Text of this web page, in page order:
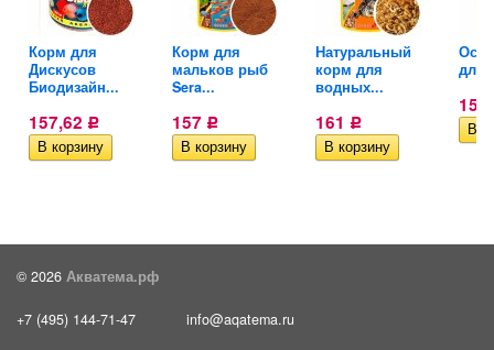
Корм для
Дискусов
Биодизайн...
157,62 Р
Корм для
мальков рыб
Sera...
157 Р
Натуральный
корм для
водных...
161 Р
для
154
© 2026 Акватема.рф
+7 (495) 144-71-47 info@aqatema.ru